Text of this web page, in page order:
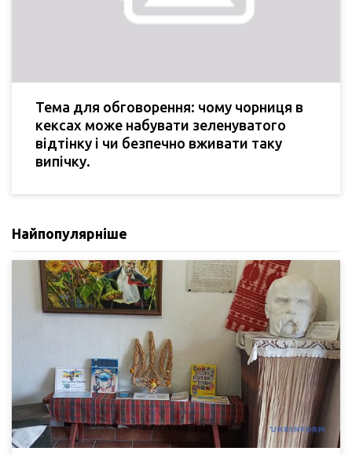
Тема для обговорення: чому чорниця в
кексах може набувати зеленуватого
відтінку і чи безпечно вживати таку
випічку.
Найпопулярніше